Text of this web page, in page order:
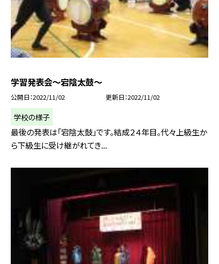
学習発表会〜宕陰太鼓〜
公開日 2022/11/02 更新日 2022/11/02
学校の様子
最後の発表は「宕陰太鼓」です。結成２４年目。代々上級生か
ら下級生に受け継がれてき...